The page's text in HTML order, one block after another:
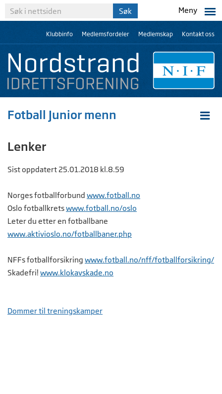
Meny
Klubbinfo Medlemsfordeler Medlemskap Kontakt oss
Fotball Junior menn
Lenker
Sist oppdatert 25.01.2018 kl.8.59
Norges fotballforbund www.fotball.no
Oslo fotballkretswww.fotball.no/oslo
Leter du etter en fotballbane
www.aktivioslo.no/fotballbaner.php
NFFs fotballforsikring www.fotball.no/nff/fotballforsikring/
Skadefri! www.klokavskade.no
Dommer til treningskamper